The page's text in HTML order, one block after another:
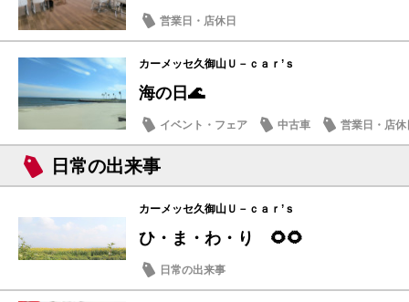
営業日・店休日
カーメッセ久御山Ｕ－ｃａｒ’ｓ
海の日🌊
イベント・フェア 中古車 営業日・店休
日常の出来事
カーメッセ久御山Ｕ－ｃａｒ’ｓ
ひ・ま・わ・り 🌻🌻
日常の出来事